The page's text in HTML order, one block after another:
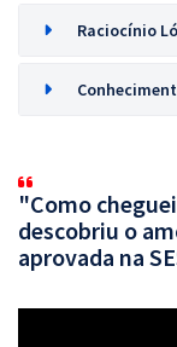
Raciocínio
"Como
descobriu o
aprovada na